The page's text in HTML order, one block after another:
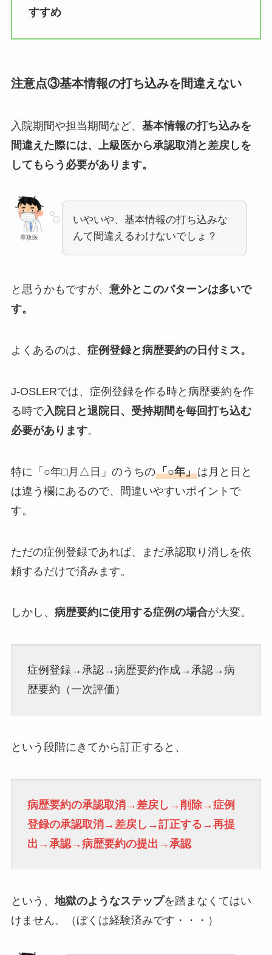
すすめ
注意点③基本情報の打ち込みを間違えない
入院期間や担当期間など、 基本情報の打ち込みを
間違えた際には、上級医から承認取消と差戻しを
してもらう必要があります。
専攻医
いやいや、基本情報の打ち込みな
んて間違えるわけないでしょ？
と思うかもですが、 意外とこのパターンは多いで
す。
よくあるのは、 症例登録と病歴要約の日付ミス。
J-OSLERでは、症例登録を作る時と病歴要約を作
る時で入院日と退院日、受持期間を毎回打ち込む
必要があります。
特に「○年□月△日」のうちの「○年」は月と日と
は違う欄にあるので、間違いやすいポイントで
す。
ただの症例登録であれば、まだ承認取り消しを依
頼するだけで済みます。
しかし、 病歴要約に使用する症例の場合が大変。
症例登録→承認→病歴要約作成→承認→病
歴要約（一次評価）
という段階にきてから訂正すると、
病歴要約の承認取消→差戻し→削除→症例
登録の承認取消→差戻し→訂正する→再提
出→承認→病歴要約の提出→承認
という、地獄のようなステップを踏まなくてはい
けません。（ぼくは経験済みです・・・）